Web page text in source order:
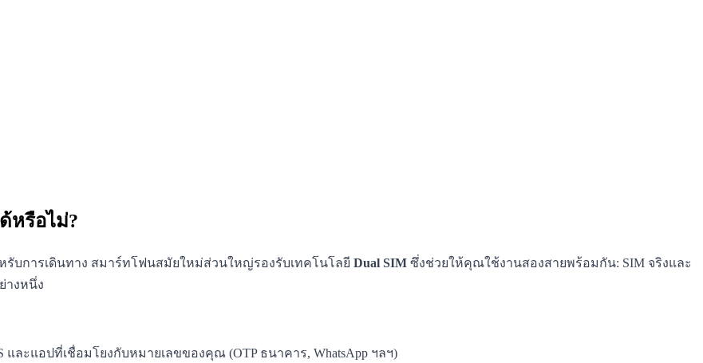
หรือไม่?
บการเดินทาง สมาร์ทโฟนสมัยใหม่ส่วนใหญ่รองรับเทคโนโลยี Dual SIM ซึ่งช่วยให้คุณใช้งานสองสายพร้อมกัน: SIM จริงและ
างหนึ่ง
ละแอปที่เชื่อมโยงกับหมายเลขของคุณ (OTP ธนาคาร, WhatsApp ฯลฯ)